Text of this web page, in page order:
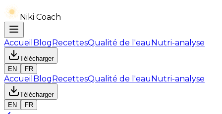
Niki Coach
Accueil BlogRecettesQualité de l'eauNutri-analyse
Télécharger
EN
FR
Accueil BlogRecettesQualité de l'eauNutri-analyse
Télécharger
EN
FR